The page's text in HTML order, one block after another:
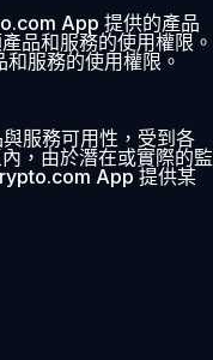
App 提供的產品
品和服務的使用權限。
服務的使用權限。
服務可用性，受到各
，由於潛在或實際的監
App 提供某